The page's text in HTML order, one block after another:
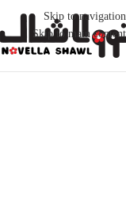
Skip to navigation
Skip to main content